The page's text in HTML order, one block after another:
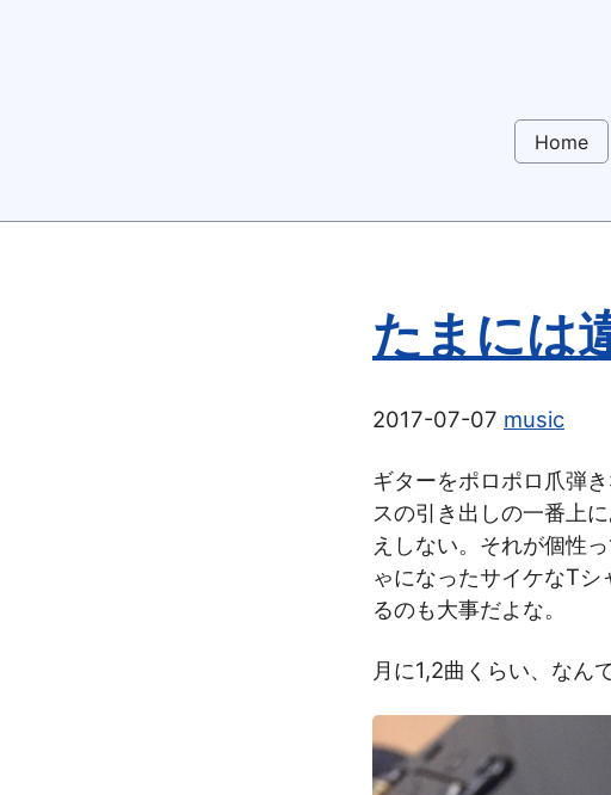
Home
たまには
2017-07-07 music
ギターをポロポロ爪弾
スの引き出しの一番上
えしない。それが個性
ゃになったサイケなT
るのも大事だよな。
月に1,2曲くらい、なん